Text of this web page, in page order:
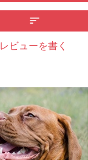
レビューを書く